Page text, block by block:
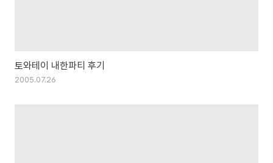
토와테이 내한파티 후기
2005.07.26